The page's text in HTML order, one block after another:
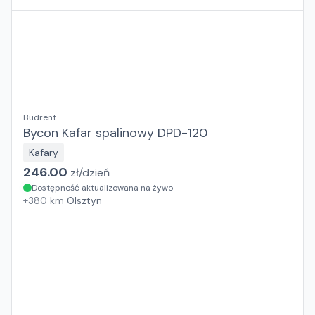
Budrent
Bycon Kafar spalinowy DPD-120
Kafary
246.00 zł/dzień
Dostępność aktualizowana na żywo
+380 km Olsztyn